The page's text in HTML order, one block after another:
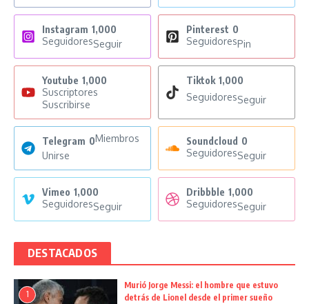
Instagram 1,000
SeguidoresSeguir
Pinterest 0
SeguidoresPin
Youtube 1,000
Suscriptores
Suscribirse
Tiktok 1,000
SeguidoresSeguir
Telegram 0Miembros
Unirse
Soundcloud 0
SeguidoresSeguir
Vimeo 1,000
SeguidoresSeguir
Dribbble 1,000
SeguidoresSeguir
DESTACADOS
1
Murió Jorge Messi: el hombre que estuvo
detrás de Lionel desde el primer sueño